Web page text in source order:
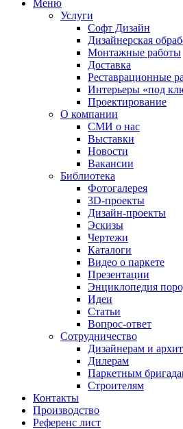
Меню
Услуги
Софт Дизайн
Дизайнерская
Монтажные работы
Доставка
Реставрационные
Интерьеры «под
Проектирование
О компании
СМИ о нас
Выставки
Новости
Вакансии
Библиотека
Фотогалерея
3D-проекты
Дизайн-проекты
Эскизы
Чертежи
Каталоги
Видео о паркете
Презентации
Энциклопедия
Идеи
Статьи
Вопрос-ответ
Сотрудничество
Дизайнерам и
Дилерам
Паркетным
Строителям
Контакты
Производство
Референс лист